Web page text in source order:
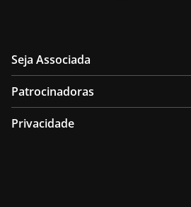
Seja Associada
Patrocinadoras
Privacidade